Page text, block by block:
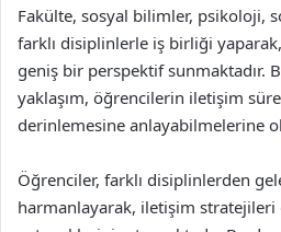
Fakülte, sosyal bilimler, psikoloji,
farklı disiplinlerle iş birliği
geniş bir perspektif sunmaktadır.
yaklaşım, öğrencilerin iletişim
derinlemesine anlayabilmelerine
Öğrenciler, farklı disiplinlerden
harmanlayarak, iletişim